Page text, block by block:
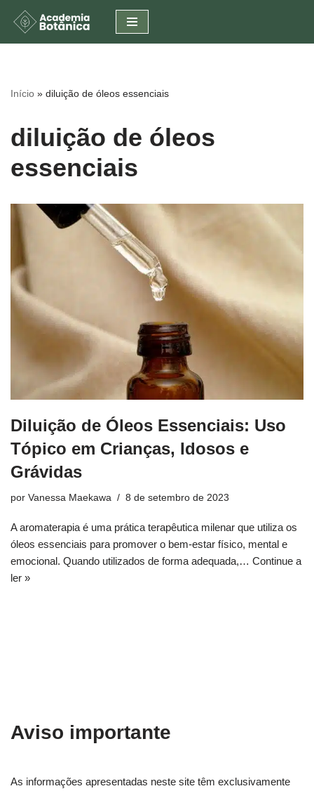
Pular
conteúdo
Início » diluição de óleos essenciais
diluição de óleos
essenciais
Diluição de Óleos Essenciais: Uso
Tópico em Crianças, Idosos e
Grávidas
por Vanessa Maekawa 8 de setembro de 2023
A aromaterapia é uma prática terapêutica milenar que utiliza os
óleos essenciais para promover o bem-estar físico, mental e
emocional. Quando utilizados de forma adequada,… Continue a
ler »
Aviso importante
As informações apresentadas neste site têm exclusivamente